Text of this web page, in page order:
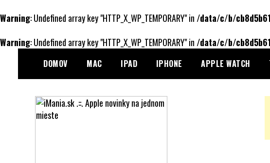
Warning: Undefined array key "HTTP_X_WP_TEMPORARY" in /data/c/b/
Warning: Undefined array key "HTTP_X_WP_TEMPORARY" in /data/c/b/
content
DOMOV MAC IPAD IPHONE APPLE WATCH